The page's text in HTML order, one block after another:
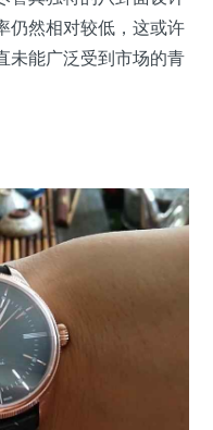
仍然相对较低，这或许
未能广泛受到市场的青